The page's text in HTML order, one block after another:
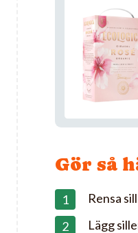
Gör så
Rensa
Lägg